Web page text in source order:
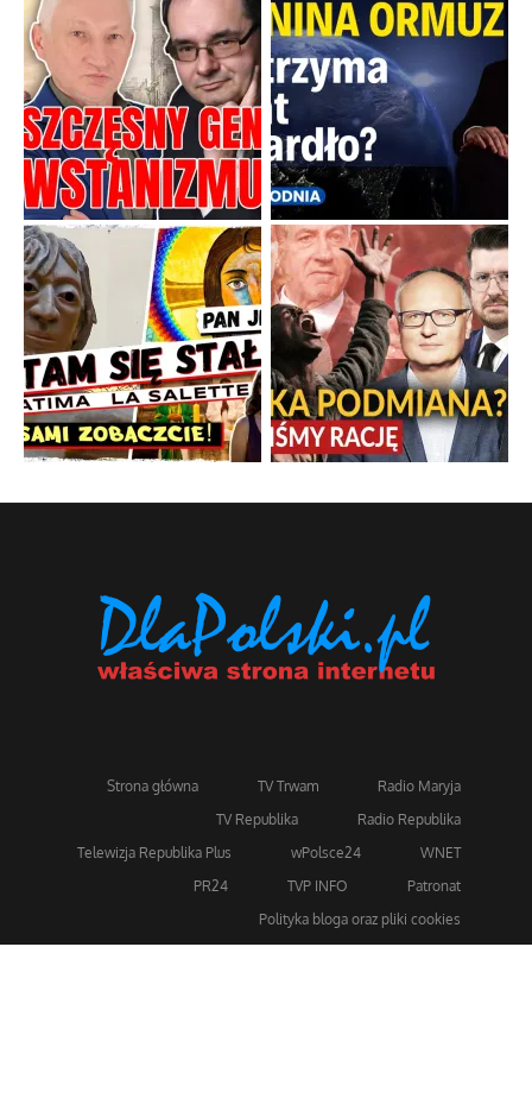
Strona główna TV Trwam
Radio Maryja
TV Republika
Radio Republika
Telewizja Republika Plus
wPolsce24
WNET
PR24
TVP INFO
Patronat
Polityka bloga oraz pliki cookies